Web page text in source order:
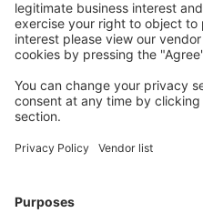
Economiseşte mai
Prețuri atractive și
conectați.
Cazarea preferată
apartamente și altele.